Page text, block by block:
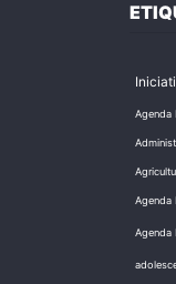
Agenda
Agenda
Agenda